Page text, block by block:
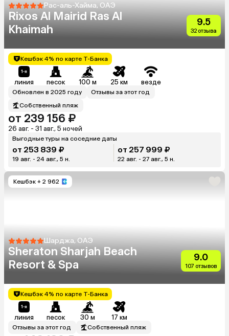
Рас-аль-Хайма, ОАЭ
Rixos Al Mairid Ras Al
Khaimah
9.5
32 отзыва
Кешбэк 4% по карте Т-Банка
линия песок 100 м 25 км везде
Обновлен в 2025 году
Отзывы за этот год
Собственный пляж
от 239 156 ₽
26 авг. - 31 авг., 5 ночей
Выгодные туры на соседние даты
от 253 839 ₽
19 авг. - 24 авг., 5 н.
от 257 999 ₽
22 авг. - 27 авг., 5 н.
Кешбэк + 2 962
Шарджа, ОАЭ
Sheraton Sharjah Beach
Resort & Spa
9.0
107 отзывов
Кешбэк 4% по карте Т-Банка
линия песок 30 м 17 км
Отзывы за этот год Собственный пляж